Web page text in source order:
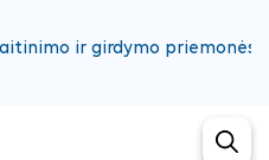
ir girdymo priemonės